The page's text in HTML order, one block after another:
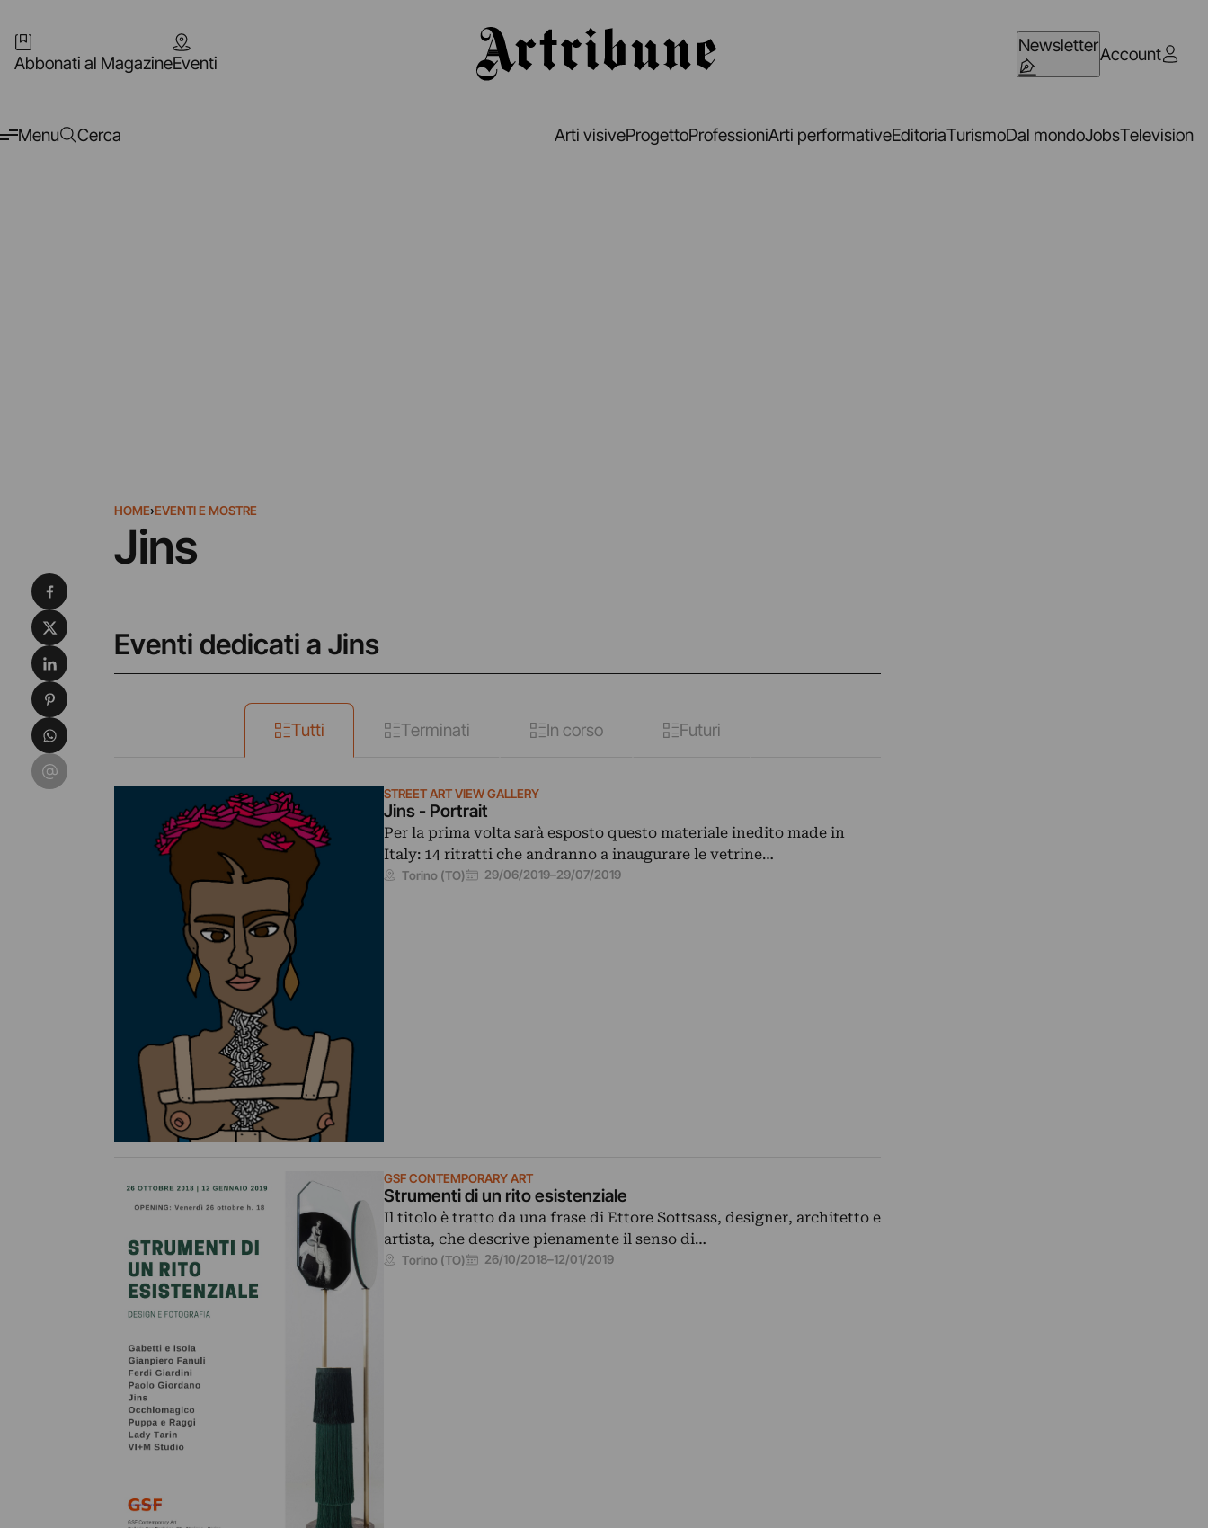
Abbonati al MagazineEventi
NewsletterAccount
Menu Cerca Arti visiveProgettoProfessioniArti performativeEditoriaTurismoDal mondoJobsTelevision
HOME›EVENTI E MOSTRE
Jins
Eventi dedicati a Jins
Tutti Terminati In corso Futuri
STREET ART VIEW GALLERY
Jins - Portrait
Per la prima volta sarà esposto questo materiale inedito made in
Italy: 14 ritratti che andranno a inaugurare le vetrine…
Torino (TO) 29/06/2019–29/07/2019
GSF CONTEMPORARY ART
Strumenti di un rito esistenziale
Il titolo è tratto da una frase di Ettore Sottsass, designer, architetto e
artista, che descrive pienamente il senso di…
Torino (TO) 26/10/2018–12/01/2019
Condividi su Facebook
Condividi su X
Condividi su LinkedIn
Condividi su Pinterest
Condividi su WhatsApp
Condividi su Email